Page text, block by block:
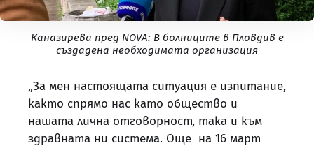
Каназирева пред NOVA: В болниците в Пловдив е
създадена необходимата организация
„За мен настоящата ситуация е изпитание,
както спрямо нас като общество и
нашата лична отговорност, така и към
здравната ни система. Още на 16 март